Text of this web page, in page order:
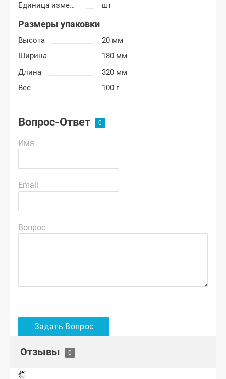
Единица измерения шт
Размеры упаковки
Высота
20 мм
Ширина
180 мм
Длина
320 мм
Вес
100 г
Вопрос-Ответ
Имя
Email
Вопрос
Отзывы